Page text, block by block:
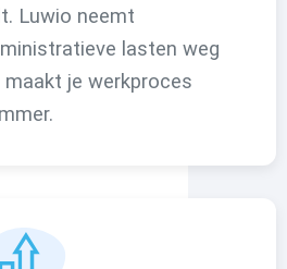
Luwio neemt
lasten weg
maakt je werkproces